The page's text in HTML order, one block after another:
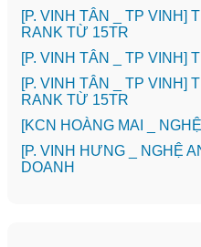
[P. VINH TÂN _ TP VINH]
RANK TỪ 15TR
[P. VINH TÂN _ TP VINH]
[P. VINH TÂN _ TP VINH]
RANK TỪ 15TR
️[KCN HOÀNG MAI _
️[P. VINH HƯNG _ NGHỆ
DOANH